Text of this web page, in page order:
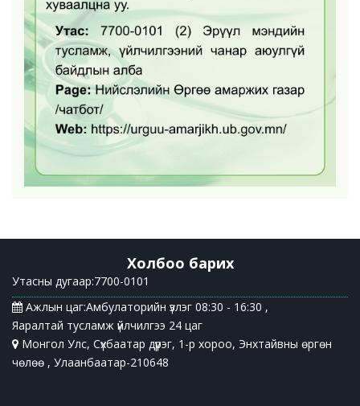
Холбоо барих
Утасны дугаар:7700-0101
Ажлын цаг:Амбулаторийн үзлэг 08:30 - 16:30 ,
Яаралтай тусламж үйлчилгээ 24 цаг
Монгол Улс, Сүхбаатар дүүрэг, 1-р хороо, Энхтайвны өргөн
чөлөө , Улаанбаатар-210648